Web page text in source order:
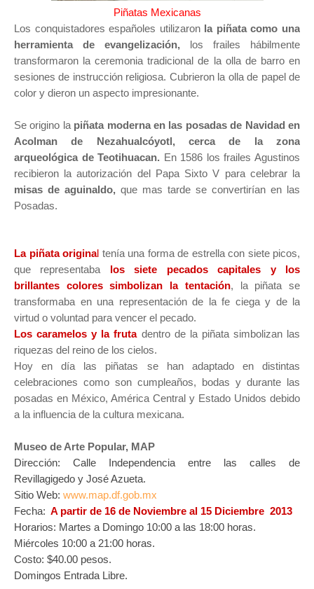
Piñatas Mexicanas
Los conquistadores españoles utilizaronla piñata como una
herramienta de evangelización, los frailes hábilmente
transformaron la ceremonia tradicional de la olla de barro en
sesiones de instrucción religiosa. Cubrieron la olla de papel de
color y dieron un aspecto impresionante.
Se origino lapiñata moderna en las posadas de Navidad en
Acolman de Nezahualcóyotl, cerca de la zona
arqueológica de Teotihuacan. En 1586 los frailes Agustinos
recibieron la autorización del Papa Sixto V para celebrar la
misas de aguinaldo, que mas tarde se convertirían en las
Posadas.
La piñata original tenía una forma de estrella con siete picos,
que representaba los siete pecados capitales y los
brillantes colores simbolizan la tentación, la piñata se
transformaba en una representación de la fe ciega y de la
virtud o voluntad para vencer el pecado.
Los caramelos y la frutadentro de la piñata simbolizan las
riquezas del reino de los cielos.
Hoy en día las piñatas se han adaptado en distintas
celebraciones como son cumpleaños, bodas y durante las
posadas en México, América Central y Estado Unidos debido
a la influencia de la cultura mexicana.
Museo de Arte Popular, MAP
Dirección: Calle Independencia entre las calles de
Revillagigedo y José Azueta.
Sitio Web: www.map.df.gob.mx
Fecha: A partir de 16 de Noviembre al 15 Diciembre 2013
Horarios: Martes a Domingo 10:00 a las 18:00 horas.
Miércoles 10:00 a 21:00 horas.
Costo: $40.00 pesos.
Domingos Entrada Libre.